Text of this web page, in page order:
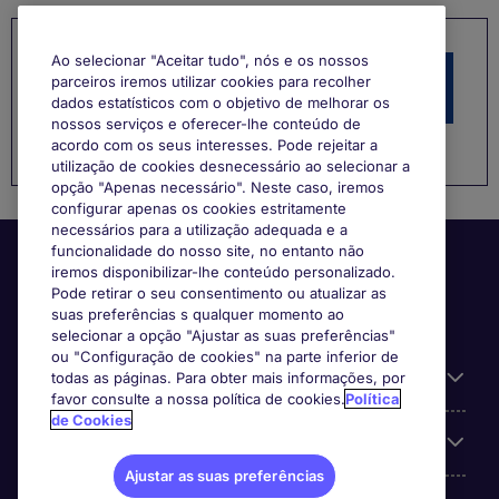
Procura a sua próxima oportunidade?
Informação Útil
Ao selecionar "Aceitar tudo", nós e os nossos
parceiros iremos utilizar cookies para recolher
dados estatísticos com o objetivo de melhorar os
nossos serviços e oferecer-lhe conteúdo de
acordo com os seus interesses. Pode rejeitar a
utilização de cookies desnecessário ao selecionar a
opção "Apenas necessário". Neste caso, iremos
configurar apenas os cookies estritamente
necessários para a utilização adequada e a
funcionalidade do nosso site, no entanto não
iremos disponibilizar-lhe conteúdo personalizado.
Pode retirar o seu consentimento ou atualizar as
suas preferências s qualquer momento ao
selecionar a opção "Ajustar as suas preferências"
ou "Configuração de cookies" na parte inferior de
todas as páginas. Para obter mais informações, por
favor consulte a nossa política de cookies.Política
de Cookies
Ajustar as suas preferências